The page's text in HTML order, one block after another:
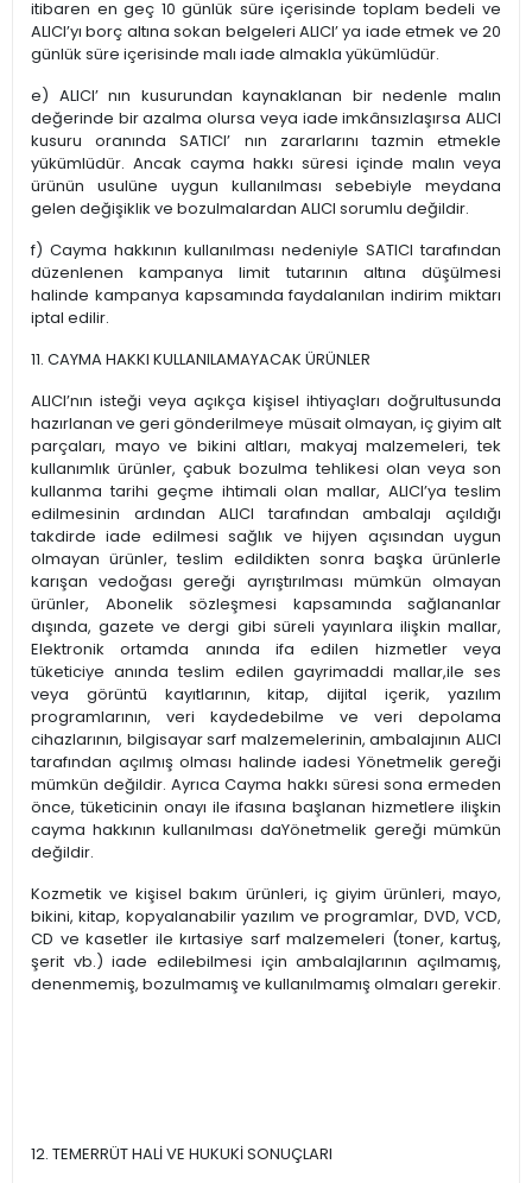
itibaren en geç 10 günlük süre içerisinde toplam bedeli ve
ALICI’yı borç altına sokan belgeleri ALICI’ ya iade etmek ve 20
günlük süre içerisinde malı iade almakla yükümlüdür.
e) ALICI’ nın kusurundan kaynaklanan bir nedenle malın
değerinde bir azalma olursa veya iade imkânsızlaşırsa ALICI
kusuru oranında SATICI’ nın zararlarını tazmin etmekle
yükümlüdür. Ancak cayma hakkı süresi içinde malın veya
ürünün usulüne uygun kullanılması sebebiyle meydana
gelen değişiklik ve bozulmalardan ALICI sorumlu değildir.
f) Cayma hakkının kullanılması nedeniyle SATICI tarafından
düzenlenen kampanya limit tutarının altına düşülmesi
halinde kampanya kapsamında faydalanılan indirim miktarı
iptal edilir.
11. CAYMA HAKKI KULLANILAMAYACAK ÜRÜNLER
ALICI’nın isteği veya açıkça kişisel ihtiyaçları doğrultusunda
hazırlanan ve geri gönderilmeye müsait olmayan, iç giyim alt
parçaları, mayo ve bikini altları, makyaj malzemeleri, tek
kullanımlık ürünler, çabuk bozulma tehlikesi olan veya son
kullanma tarihi geçme ihtimali olan mallar, ALICI’ya teslim
edilmesinin ardından ALICI tarafından ambalajı açıldığı
takdirde iade edilmesi sağlık ve hijyen açısından uygun
olmayan ürünler, teslim edildikten sonra başka ürünlerle
karışan vedoğası gereği ayrıştırılması mümkün olmayan
ürünler, Abonelik sözleşmesi kapsamında sağlananlar
dışında, gazete ve dergi gibi süreli yayınlara ilişkin mallar,
Elektronik ortamda anında ifa edilen hizmetler veya
tüketiciye anında teslim edilen gayrimaddi mallar,ile ses
veya görüntü kayıtlarının, kitap, dijital içerik, yazılım
programlarının, veri kaydedebilme ve veri depolama
cihazlarının, bilgisayar sarf malzemelerinin, ambalajının ALICI
tarafından açılmış olması halinde iadesi Yönetmelik gereği
mümkün değildir. Ayrıca Cayma hakkı süresi sona ermeden
önce, tüketicinin onayı ile ifasına başlanan hizmetlere ilişkin
cayma hakkının kullanılması daYönetmelik gereği mümkün
değildir.
Kozmetik ve kişisel bakım ürünleri, iç giyim ürünleri, mayo,
bikini, kitap, kopyalanabilir yazılım ve programlar, DVD, VCD,
CD ve kasetler ile kırtasiye sarf malzemeleri (toner, kartuş,
şerit vb.) iade edilebilmesi için ambalajlarının açılmamış,
denenmemiş, bozulmamış ve kullanılmamış olmaları gerekir.
12. TEMERRÜT HALİ VE HUKUKİ SONUÇLARI